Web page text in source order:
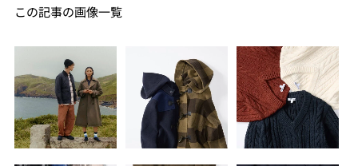
この記事の画像一覧